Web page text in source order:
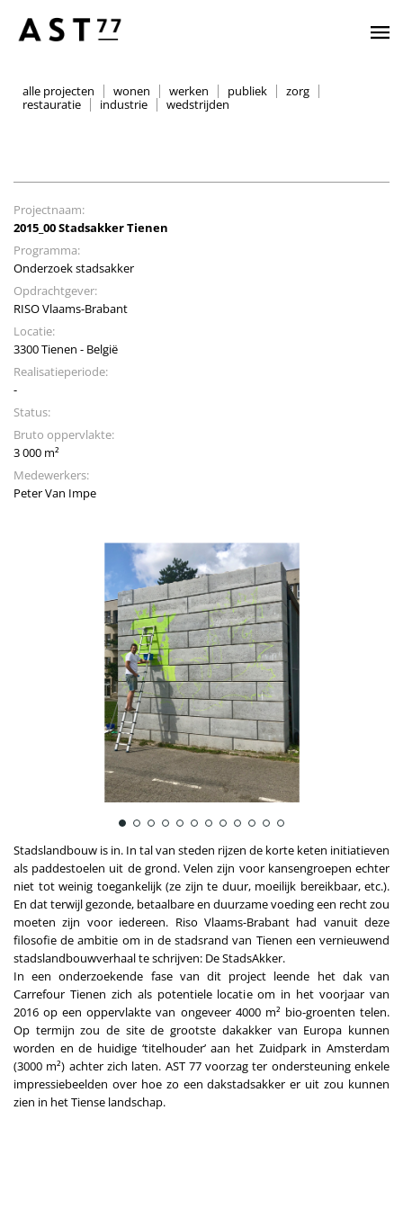
alle projecten wonen werken publiek
zorg
restauratie
industrie wedstrijden
Projectnaam:
2015_00 Stadsakker Tienen
Programma:
Onderzoek stadsakker
Opdrachtgever:
RISO Vlaams-Brabant
Locatie:
3300 Tienen - België
Realisatieperiode:
-
Status:
Bruto oppervlakte:
3 000 m²
Medewerkers:
Peter Van Impe
Stadslandbouw is in. In tal van steden rijzen de korte keten initiatieven
als paddestoelen uit de grond. Velen zijn voor kansengroepen echter
niet tot weinig toegankelijk (ze zijn te duur, moeilijk bereikbaar, etc.).
En dat terwijl gezonde, betaalbare en duurzame voeding een recht zou
moeten zijn voor iedereen. Riso Vlaams-Brabant had vanuit deze
filosofie de ambitie om in de stadsrand van Tienen een vernieuwend
stadslandbouwverhaal te schrijven: De StadsAkker.
In een onderzoekende fase van dit project leende het dak van
Carrefour Tienen zich als potentiele locatie om in het voorjaar van
2016 op een oppervlakte van ongeveer 4000 m² bio-groenten telen.
Op termijn zou de site de grootste dakakker van Europa kunnen
worden en de huidige ‘titelhouder’ aan het Zuidpark in Amsterdam
(3000 m²) achter zich laten. AST 77 voorzag ter ondersteuning enkele
impressiebeelden over hoe zo een dakstadsakker er uit zou kunnen
zien in het Tiense landschap.